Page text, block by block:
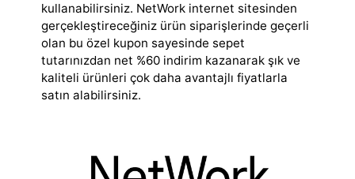
kullanabilirsiniz. NetWork internet sitesinden
gerçekleştireceğiniz ürün siparişlerinde geçerli
olan bu özel kupon sayesinde sepet
tutarınızdan net %60 indirim kazanarak şık ve
kaliteli ürünleri çok daha avantajlı fiyatlarla
satın alabilirsiniz.